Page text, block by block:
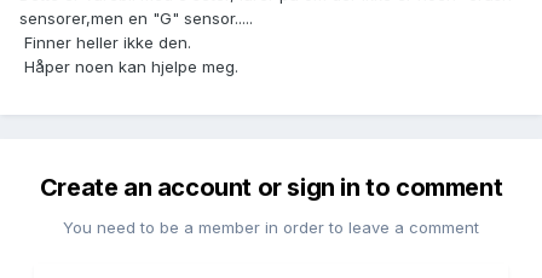
sensorer,men en "G" sensor.....
Finner heller ikke den.
Håper noen kan hjelpe meg.
Create an account or sign in to comment
You need to be a member in order to leave a comment